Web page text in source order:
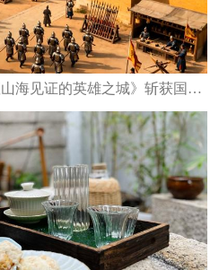
泉州市纪录片《崇武：一座山海见证的英雄之城》斩获国家级大奖